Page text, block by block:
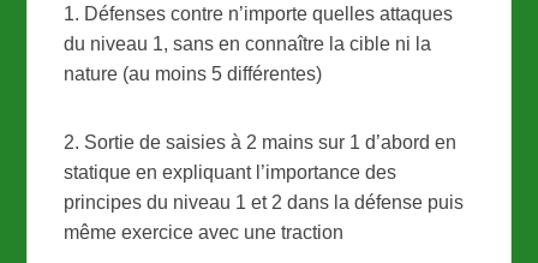
1. Défenses contre n’importe quelles attaques
du niveau 1, sans en connaître la cible ni la
nature (au moins 5 différentes)
2. Sortie de saisies à 2 mains sur 1 d’abord en
statique en expliquant l’importance des
principes du niveau 1 et 2 dans la défense puis
même exercice avec une traction